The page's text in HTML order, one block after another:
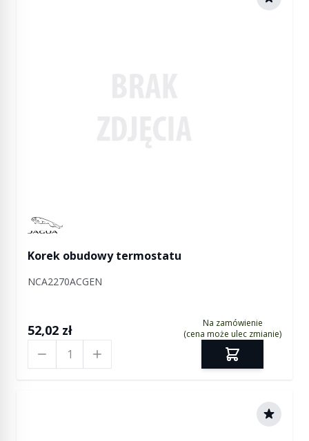
Manufactured by Jaguar
Korek obudowy termostatu
NCA2270ACGEN
52,02 zł
Na zamówienie
(cena może ulec zmianie)